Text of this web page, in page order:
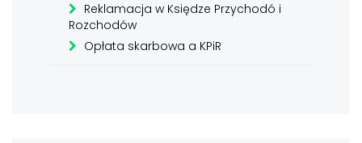
Reklamacja w Księdze Przychodó i
Rozchodów
Opłata skarbowa a KPiR